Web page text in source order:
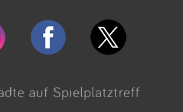
auf Spielplatztreff